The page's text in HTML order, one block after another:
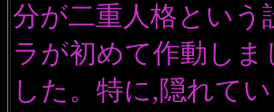
分が二重人格という
ラが初めて作動し
した。特に,隠れて